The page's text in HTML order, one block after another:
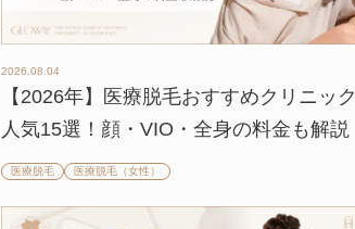
2026.08.04
【2026年】医療脱毛おすすめクリニック
人気15選！顔・VIO・全身の料金も解説
医療脱毛 医療脱毛（女性）